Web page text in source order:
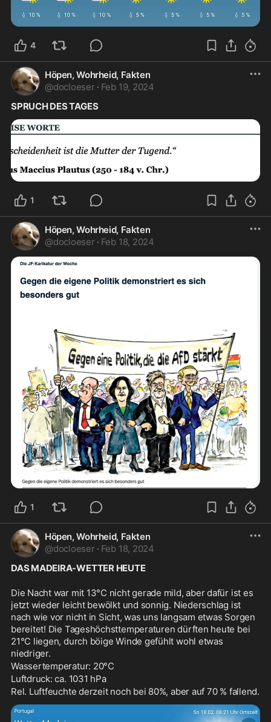
4
Höpen, Wohrheid, Fakten
@docloeser · Feb 19, 2024
SPRUCH DES TAGES
1
Höpen, Wohrheid, Fakten
@docloeser · Feb 18, 2024
1
Höpen, Wohrheid, Fakten
@docloeser · Feb 18, 2024
DAS MADEIRA-WETTER HEUTE
Die Nacht war mit 13°C nicht gerade mild, aber dafür ist es
jetzt wieder leicht bewölkt und sonnig. Niederschlag ist
nach wie vor nicht in Sicht, was uns langsam etwas Sorgen
bereitet! Die Tageshöchsttemperaturen dürften heute bei
21°C liegen, durch böige Winde gefühlt wohl etwas
niedriger.
Wassertemperatur: 20°C
Luftdruck: ca. 1031 hPa
Rel. Luftfeuchte derzeit noch bei 80%, aber auf 70 % fallend.